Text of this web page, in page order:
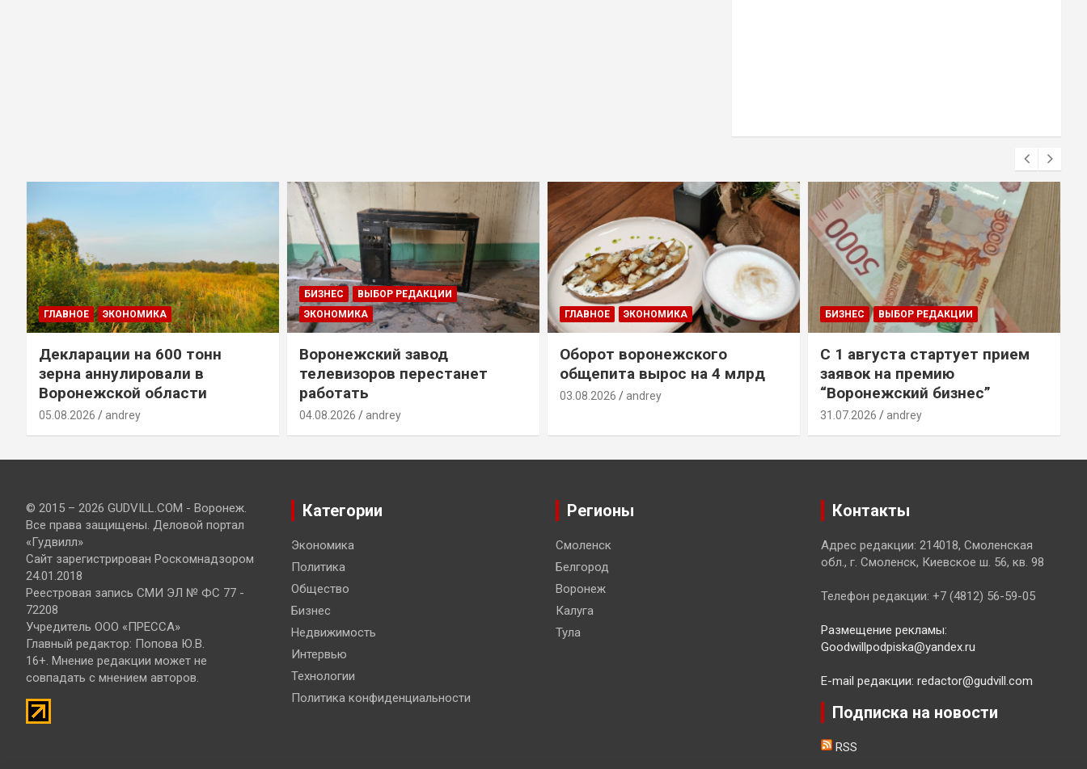
ГЛАВНОЕ ЭКОНОМИКА
Декларации на 600 тонн
зерна аннулировали в
Воронежской области
05.08.2026 andrey
БИЗНЕС
ВЫБОР РЕДАКЦИИ
ЭКОНОМИКА
Воронежский завод
телевизоров перестанет
работать
04.08.2026 andrey
ГЛАВНОЕ ЭКОНОМИКА
Оборот воронежского
общепита вырос на 4 млрд
03.08.2026 andrey
БИЗНЕС ВЫБОР РЕДАКЦИИ
С 1 августа стартует прием
заявок на премию
“Воронежский бизнес”
31.07.2026 andrey
© 2015 – 2026 GUDVILL.COM - Воронеж.
Все права защищены. Деловой портал
«Гудвилл»
Сайт зарегистрирован Роскомнадзором
24.01.2018
Реестровая запись СМИ ЭЛ № ФС 77 -
72208
Учредитель ООО «ПРЕССА»
Главный редактор: Попова Ю.В.
16+. Мнение редакции может не
совпадать с мнением авторов.
Категории
Экономика
Политика
Общество
Бизнес
Недвижимость
Интервью
Технологии
Политика конфиденциальности
Регионы
Смоленск
Белгород
Воронеж
Калуга
Тула
Контакты
Адрес редакции: 214018, Смоленская
обл., г. Смоленск, Киевское ш. 56, кв. 98
Телефон редакции: +7 (4812) 56-59-05
Размещение рекламы:
Goodwillpodpiska@yandex.ru
E-mail редакции: redactor@gudvill.com
Подписка на новости
RSS